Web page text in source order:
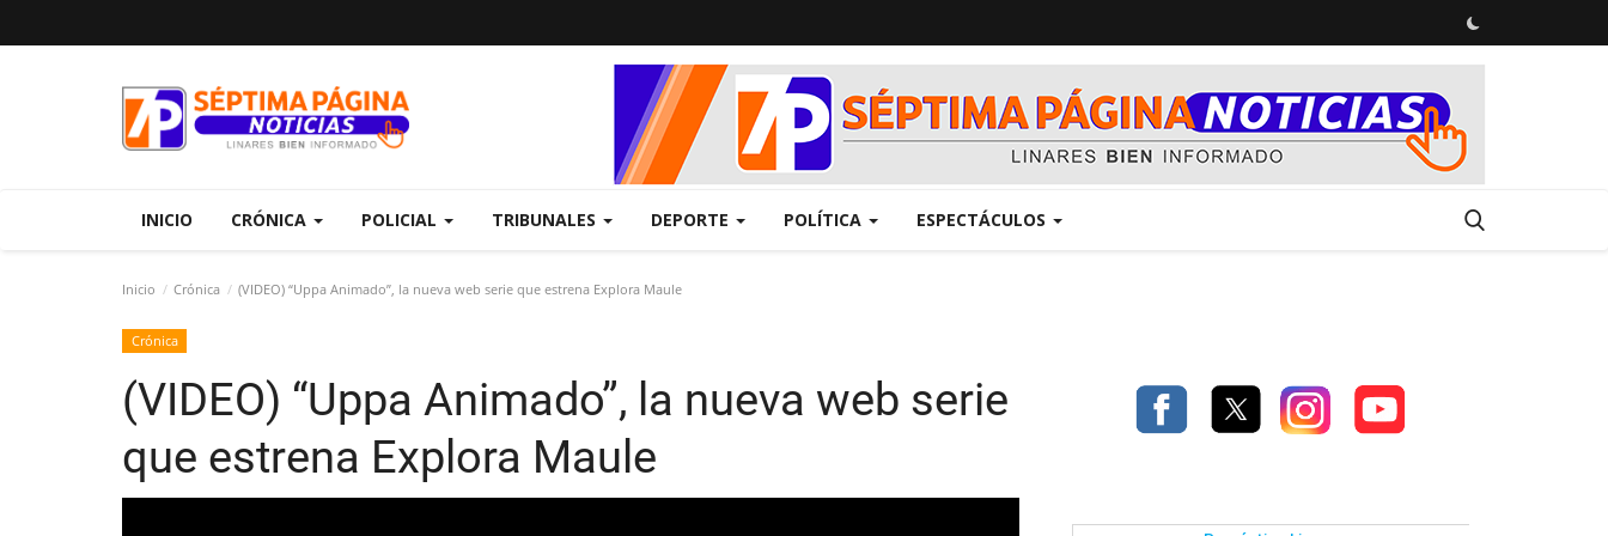
INICIO CRÓNICA POLICIAL TRIBUNALES DEPORTE POLÍTICA ESPECTÁCULOS
Inicio Crónica (VIDEO) “Uppa Animado”, la nueva web serie que estrena Explora Maule
Crónica
(VIDEO) “Uppa Animado”, la nueva web serie
que estrena Explora Maule